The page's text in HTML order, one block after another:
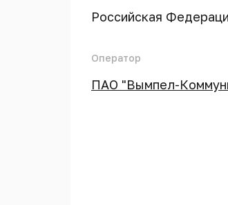
Российская
Оператор
ПАО "Вымпел-